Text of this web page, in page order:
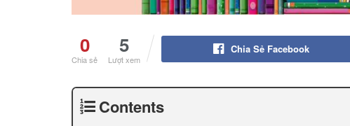
0
Chia sẻ
5
Lượt xem
Chia Sẻ Facebook
Contents